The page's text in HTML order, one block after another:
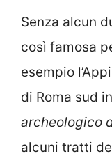
Senza alcun
così famosa
esempio
di Roma sud
archeologico
alcuni tratti